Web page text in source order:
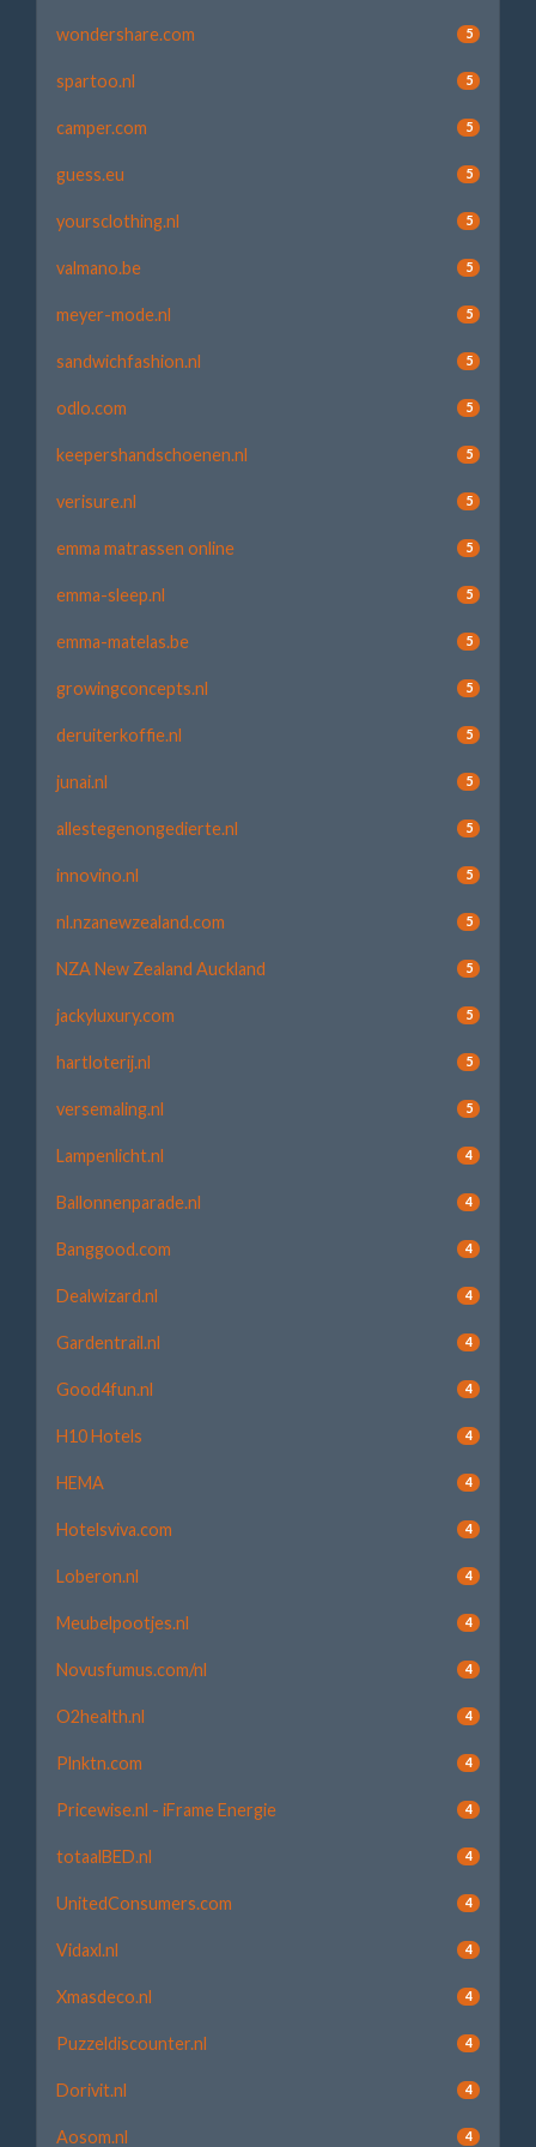
wondershare.com 5
spartoo.nl 5
camper.com 5
guess.eu 5
yoursclothing.nl 5
valmano.be 5
meyer-mode.nl 5
sandwichfashion.nl 5
odlo.com 5
keepershandschoenen.nl 5
verisure.nl 5
emma matrassen online 5
emma-sleep.nl 5
emma-matelas.be 5
growingconcepts.nl 5
deruiterkoffie.nl 5
junai.nl 5
allestegenongedierte.nl 5
innovino.nl 5
nl.nzanewzealand.com 5
NZA New Zealand Auckland 5
jackyluxury.com 5
hartloterij.nl 5
versemaling.nl 5
Lampenlicht.nl 4
Ballonnenparade.nl 4
Banggood.com 4
Dealwizard.nl 4
Gardentrail.nl 4
Good4fun.nl 4
H10 Hotels 4
HEMA 4
Hotelsviva.com 4
Loberon.nl 4
Meubelpootjes.nl 4
Novusfumus.com/nl 4
O2health.nl 4
Plnktn.com 4
Pricewise.nl - iFrame Energie 4
totaalBED.nl 4
UnitedConsumers.com 4
Vidaxl.nl 4
Xmasdeco.nl 4
Puzzeldiscounter.nl 4
Dorivit.nl 4
Aosom.nl 4